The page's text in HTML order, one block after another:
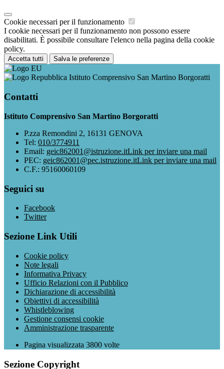
Cookie necessari per il funzionamento
I cookie necessari per il funzionamento non possono essere
disabilitati. È possibile consultare l'elenco nella pagina della cookie
policy.
Accetta tutti Salva le preferenze
Istituto Comprensivo San Martino Borgoratti
Contatti
Istituto Comprensivo San Martino Borgoratti
P.zza Remondini 2, 16131 GENOVA
Tel: 010/3774911
Email: geic862001@istruzione.itLink per inviare una mail
PEC: geic862001@pec.istruzione.itLink per inviare una mail
C.F.: 95160060109
Seguici su
Facebook
Twitter
Sezione Link Utili
Cookie policy
Note legali
Informativa Privacy
Ufficio Relazioni con il Pubblico
Dichiarazione di accessibilità
Obiettivi di accessibilità
Whistleblowing
Gestione consensi cookie
Amministrazione trasparente
Pagina visualizzata 3800 volte
Sezione Copyright